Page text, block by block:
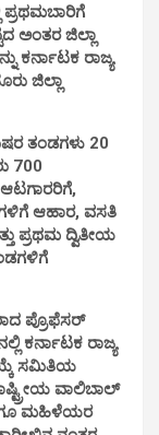
ಪ್ರಥಮಬಾರಿಗೆ
ಅಂತರ ಜಿಲ್ಲಾ
ಕರ್ನಾಟಕ ರಾಜ್ಯ
ಜಿಲ್ಲಾ
ತಂಡಗಳು 20
700
ಆಟಗಾರರಿಗೆ,
ಆಹಾರ, ವಸತಿ
ಪ್ರಥಮ ದ್ವಿತೀಯ
ಪ್ರೊಫೆಸರ್
ಕರ್ನಾಟಕ ರಾಜ್ಯ
ಸಮಿತಿಯ
ವಾಲಿಬಾಲ್
ಮಹಿಳೆಯರ